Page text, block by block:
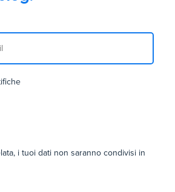
i tuoi dati non saranno condivisi in